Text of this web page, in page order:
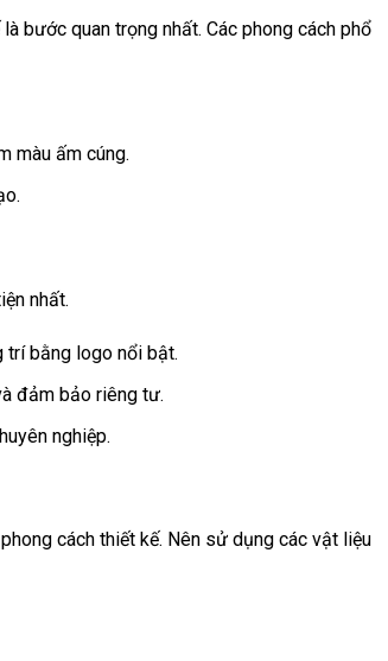
bước quan trọng nhất. Các phong cách phổ
màu ấm cúng.
nhất.
trí bằng logo nổi bật.
đảm bảo riêng tư.
nghiệp.
cách thiết kế. Nên sử dụng các vật liệu